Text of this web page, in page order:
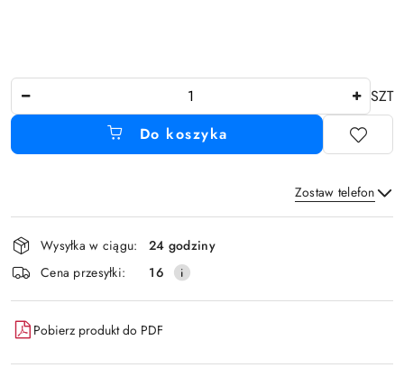
SZT
Do koszyka
Zostaw telefon
Wyślij
Dostępność
i
dostawa
Wysyłka w ciągu:
24 godziny
Cena przesyłki:
16
Pobierz produkt do PDF